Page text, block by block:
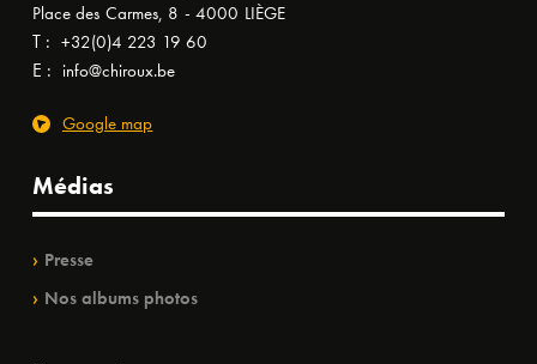
Place des Carmes, 8 - 4000 LIÈGE
T : +32(0)4 223 19 60
E : info@chiroux.be
Google map
Médias
Presse
Nos albums photos